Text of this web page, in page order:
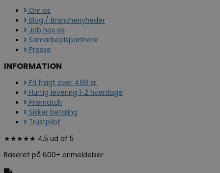
Om os
Blog / Branchenyheder
Job hos os
Samarbejdspartnere
Presse
INFORMATION
Fri fragt over 499 kr.
Hurtig levering 1-2 hverdage
Prismatch
Sikker betaling
Trustpilot
★★★★★ 4,5 ud af 5
Baseret på 600+ anmeldelser